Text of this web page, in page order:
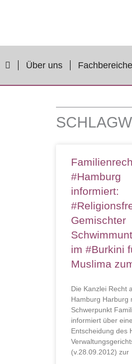
Über uns Fachbereiche
#Hamburg
informiert:
Gemischter
im #Burkini
Muslima
Die Kanzlei Recht
Hamburg Harburg
Schwerpunkt
informiert über eine
Entscheidung des
(v.28.09.2012) zur